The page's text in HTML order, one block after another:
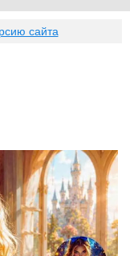
сайта